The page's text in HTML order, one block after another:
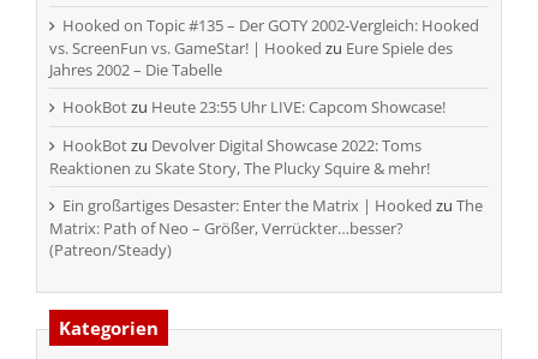
Hooked on Topic #135 – Der GOTY 2002-Vergleich: Hooked
vs. ScreenFun vs. GameStar! | Hooked zu Eure Spiele des
Jahres 2002 – Die Tabelle
HookBotzu Heute 23:55 Uhr LIVE: Capcom Showcase!
HookBotzu Devolver Digital Showcase 2022: Toms
Reaktionen zu Skate Story, The Plucky Squire & mehr!
Ein großartiges Desaster: Enter the Matrix | Hooked zu The
Matrix: Path of Neo – Größer, Verrückter…besser?
(Patreon/Steady)
Kategorien